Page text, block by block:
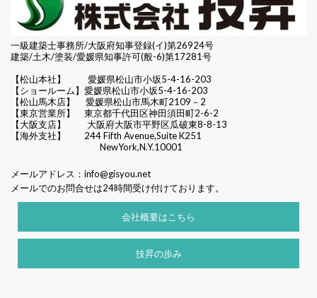
一級建築士事務所/大阪府知事登録(イ)第26924号
建築/土木/塗装/愛媛県知事許可(般-6)第17281号
【松山本社】
愛媛県松山市小坂5-4-16-203
【ショールーム】愛媛県松山市小坂5-4-16-203
【松山馬木店】 愛媛県松山市馬木町2109－2
【東京営業所】 東京都千代田区神田須田町2-6-2
【大阪支店】 大阪府大阪市平野区瓜破東8-8-13
【海外支社】 244 Fifth Avenue,Suite K251
NewYork,N.Y.10001
メールアドレス： info@gisyou.net
メールでのお問合せは24時間受け付けております。
会社概要はこちら
技昇の歩み